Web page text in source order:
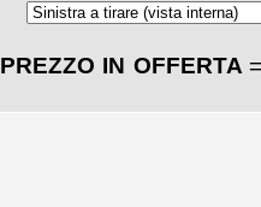
PREZZO IN OFFERTA =